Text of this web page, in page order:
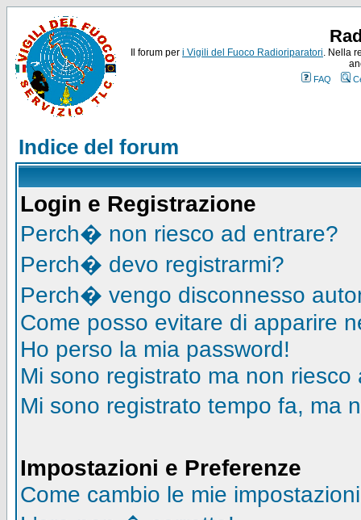
Il forum per i Vigili del Fuoco Radioriparatori. Nella
FAQ
Indice del forum
Login e Registrazione
Perch� non riesco ad entrare?
Perch� devo registrarmi?
Perch� vengo disconnesso
Come posso evitare di apparire
Ho perso la mia password!
Mi sono registrato ma non riesco
Mi sono registrato tempo fa, ma
Impostazioni e Preferenze
Come cambio le mie